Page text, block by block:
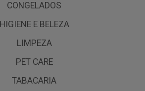
CONGELADOS
HIGIENE E BELEZA
LIMPEZA
PET CARE
TABACARIA